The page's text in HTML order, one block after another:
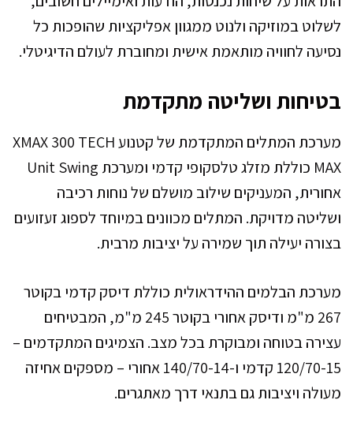
לשלוט במוזיקה ולנוט ממגוון אפליקציות שהופכות כל
נסיעה לחוויה מותאמת אישית ומחוברת לעולם הדיגיטלי.
בטיחות ושליטה מתקדמת
מערכת המתלים המתקדמת של קטנוע XMAX 300 TECH
MAX כוללת מזלג טלסקופי קדמי ומערכת Unit Swing
אחורית, המעניקים שילוב מושלם של נוחות רכיבה
ושליטה מדויקת. המתלים מכוונים במיוחד לספוג זעזועים
בצורה יעילה תוך שמירה על יציבות מרבית.
מערכת הבלמים ההידראולית כוללת דיסק קדמי בקוטר
267 מ"מ ודיסק אחורי בקוטר 245 מ"מ, המבטיחים
עצירה בטוחה ומבוקרת בכל מצב. הצמיגים המתקדמים –
120/70-15 קדמי ו-140/70-14 אחורי – מספקים אחיזה
מעולה ויציבות גם בתנאי דרך מאתגרים.